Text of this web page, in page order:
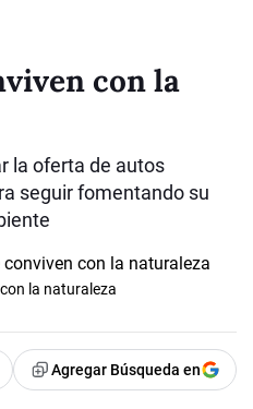
con la
la oferta de autos
seguir fomentando su
la naturaleza
Agregar Búsqueda en